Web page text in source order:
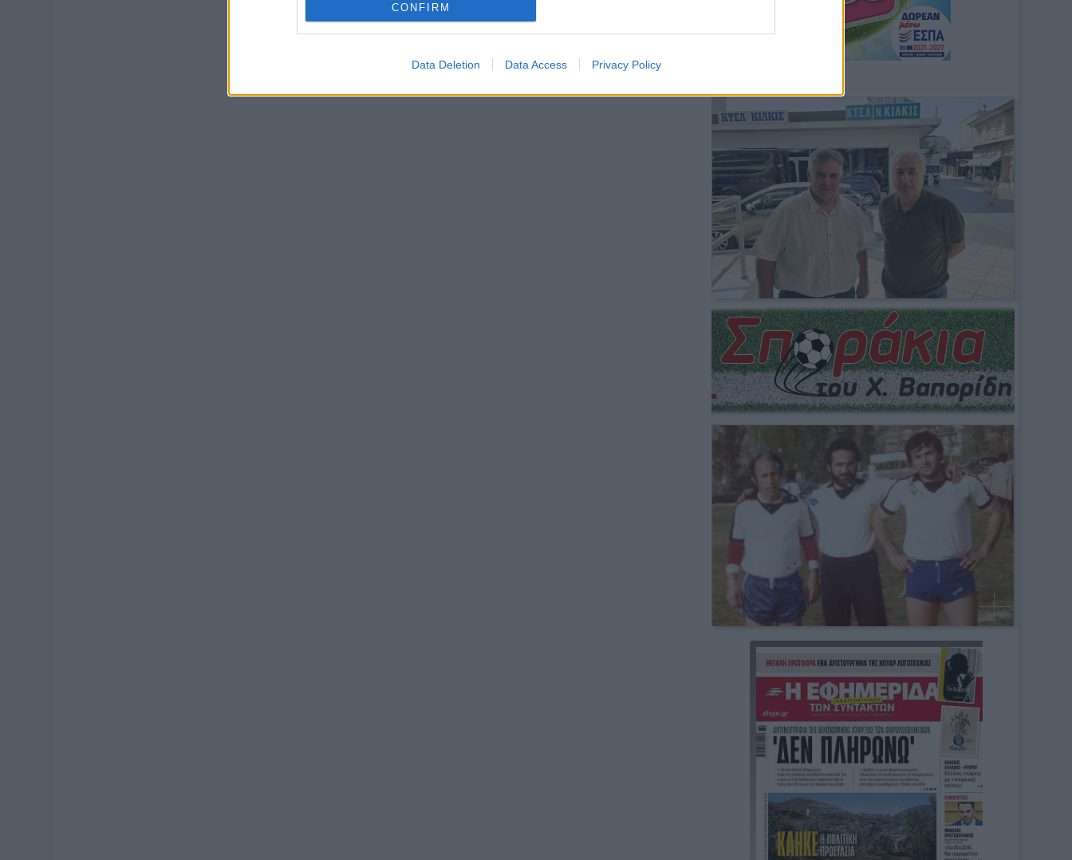
CONFIRM
Data Deletion Data Access Privacy Policy